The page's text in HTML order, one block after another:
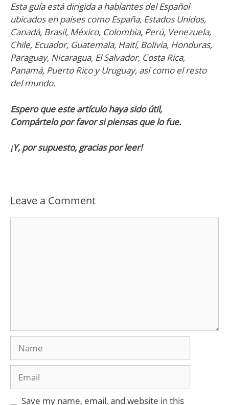
Esta guía está dirigida a hablantes del Español
ubicados en países como España, Estados Unidos,
Canadá, Brasil, México, Colombia, Perú, Venezuela,
Chile, Ecuador, Guatemala, Haití, Bolivia, Honduras,
Paraguay, Nicaragua, El Salvador, Costa Rica,
Panamá, Puerto Rico y Uruguay, así como el resto
del mundo.
Espero que este artículo haya sido útil,
Compártelo por favor si piensas que lo fue.
¡Y, por supuesto, gracias por leer!
Leave a Comment
Save my name, email, and website in this